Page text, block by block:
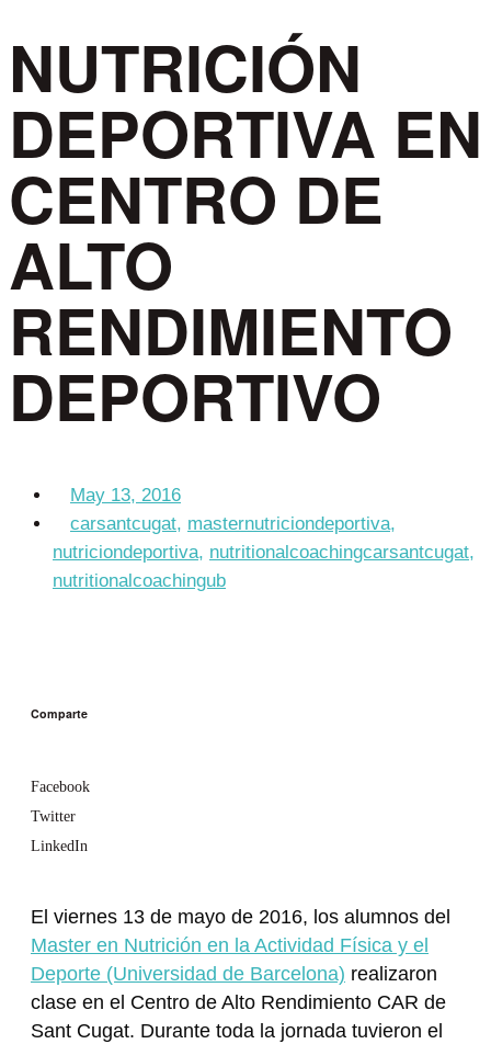
NUTRICIÓN
DEPORTIVA EN
CENTRO DE
ALTO
RENDIMIENTO
DEPORTIVO
May 13, 2016
carsantcugat, masternutriciondeportiva,
nutriciondeportiva, nutritionalcoachingcarsantcugat,
nutritionalcoachingub
Comparte
Facebook
Twitter
LinkedIn
El viernes 13 de mayo de 2016, los alumnos del
Master en Nutrición en la Actividad Física y el
Deporte (Universidad de Barcelona) realizaron
clase en el Centro de Alto Rendimiento CAR de
Sant Cugat. Durante toda la jornada tuvieron el